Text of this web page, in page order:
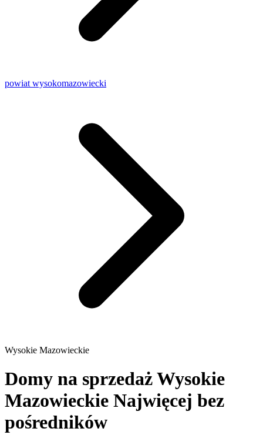
powiat wysokomazowiecki
Wysokie Mazowieckie
Domy na sprzedaż Wysokie
Mazowieckie Najwięcej bez
pośredników